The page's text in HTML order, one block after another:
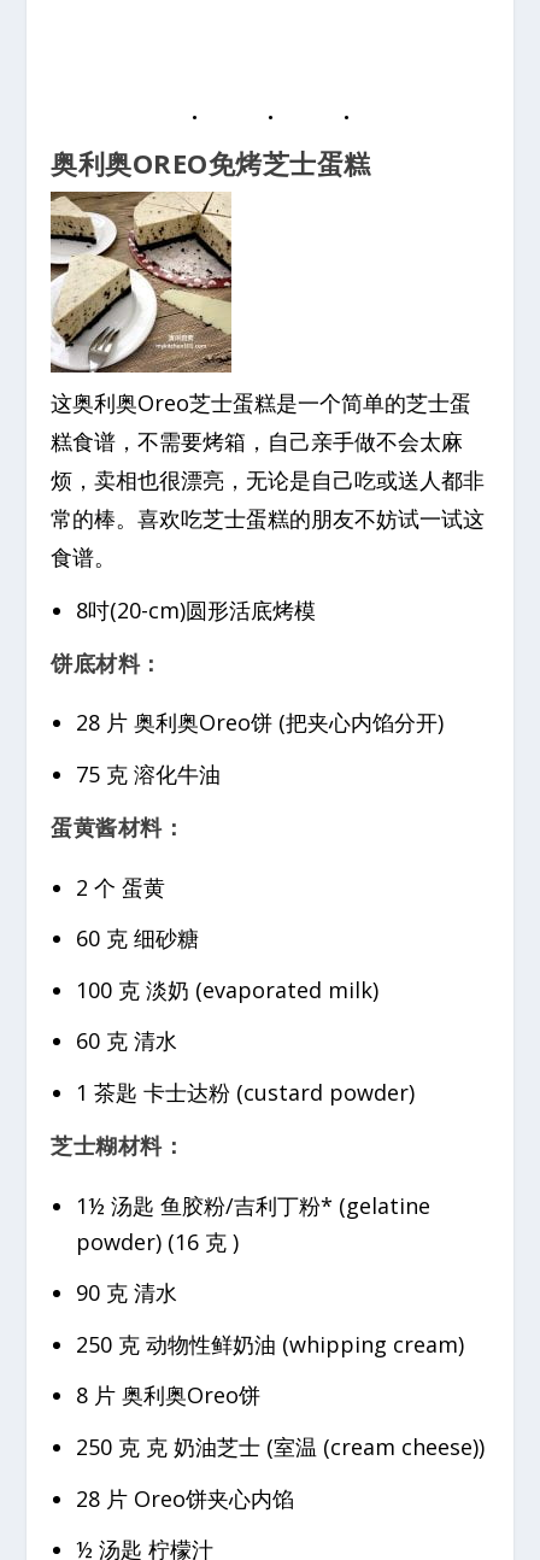
奥利奥OREO免烤芝士蛋糕
这奥利奥Oreo芝士蛋糕是一个简单的芝士蛋
糕食谱，不需要烤箱，自己亲手做不会太麻
烦，卖相也很漂亮，无论是自己吃或送人都非
常的棒。喜欢吃芝士蛋糕的朋友不妨试一试这
食谱。
8吋(20-cm)圆形活底烤模
饼底材料：
28 片 奥利奥Oreo饼 (把夹心内馅分开)
75 克 溶化牛油
蛋黄酱材料：
2 个 蛋黄
60 克 细砂糖
100 克 淡奶 (evaporated milk)
60 克 清水
1 茶匙 卡士达粉 (custard powder)
芝士糊材料：
1½ 汤匙 鱼胶粉/吉利丁粉* (gelatine
powder) (16 克 )
90 克 清水
250 克 动物性鲜奶油 (whipping cream)
8 片 奥利奥Oreo饼
250 克 克 奶油芝士 (室温 (cream cheese))
28 片 Oreo饼夹心内馅
½ 汤匙 柠檬汁